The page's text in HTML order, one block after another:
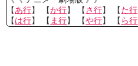
【あ行】 【か行】 【さ行】 【た行
【は行】 【 ま行】 【や行】 【 ら行